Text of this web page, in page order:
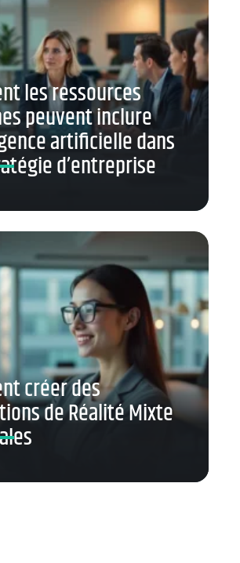
les ressources
peuvent inclure
artificielle dans
d’entreprise
créer des
de Réalité Mixte